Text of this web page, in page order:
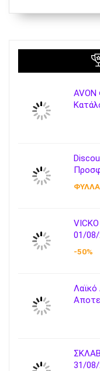
01/
-50%
31/08/